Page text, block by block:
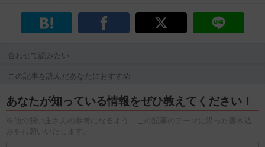
合わせて読みたい
この記事を読んだあなたにおすすめ
あなたが知っている情報をぜひ教えてください！
※他の飼い主さんの参考になるよう、この記事のテーマに沿った書き込
みをお願いいたします。